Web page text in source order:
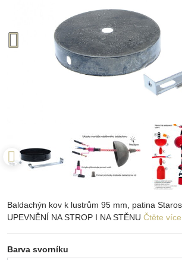
Baldachýn kov k lustrům 95 mm, patina
UPEVNĚNÍ NA STROP I NA STĚNU Čtěte více
Barva svorníku